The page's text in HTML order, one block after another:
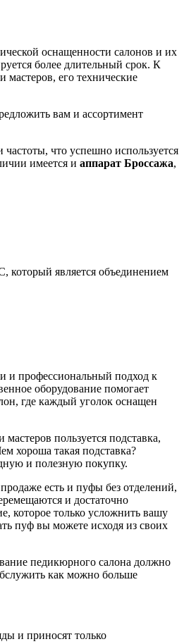
оснащенности салонов и их
более длительный срок. К
его технические
вам и ассортимент
что успешно используется
имеется и аппарат Броссажа,
который является объединением
и профессиональный подход к
оборудование помогает
где каждый уголок оснащен
пользуется подставка,
хороша такая подставка?
и полезную покупку.
есть и пуфы без отделений,
и достаточно
которое только усложнить вашу
пуф вы можете исходя из своих
педикюрного салона должно
как можно больше
и приносят только